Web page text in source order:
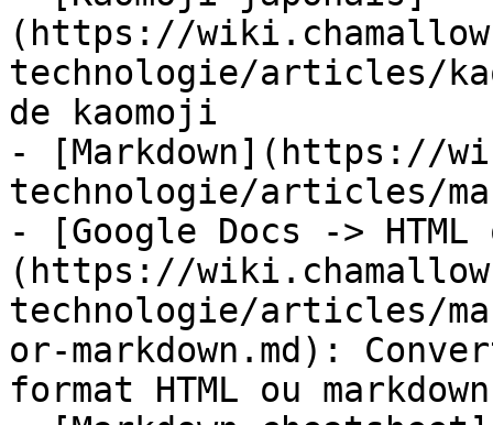
(https://
technologie/articles/
de kaomoji
- [Markdown](https://
technologie/articles/
- [Google Docs -> HTML
(https://
technologie/articles/
or-markdown.md):
format HTML ou markdown